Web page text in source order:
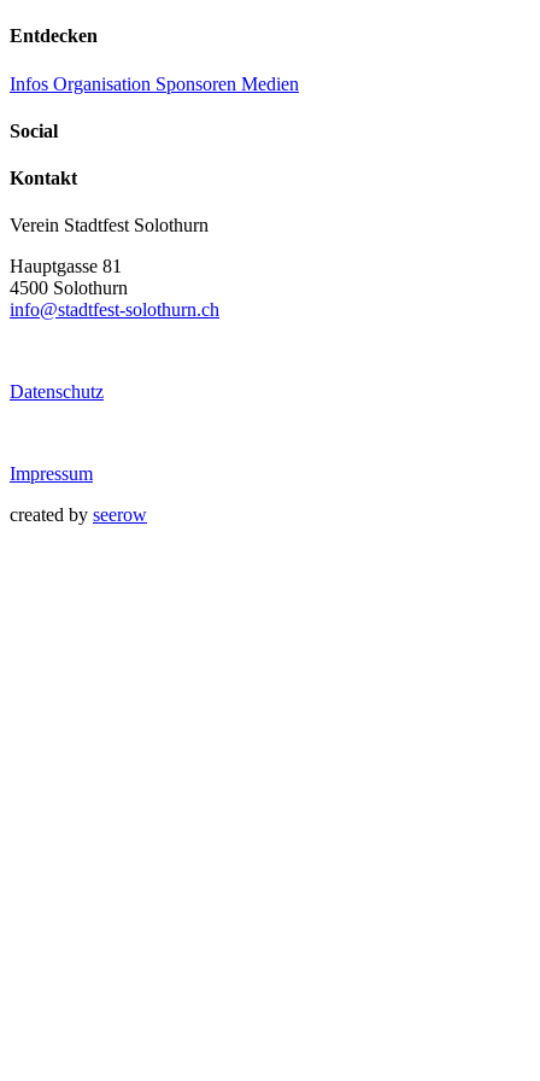
Entdecken
Infos Organisation Sponsoren Medien
Social
Kontakt
Verein Stadtfest Solothurn
Hauptgasse 81
4500 Solothurn
info@stadtfest-solothurn.ch
Datenschutz
Impressum
created by seerow